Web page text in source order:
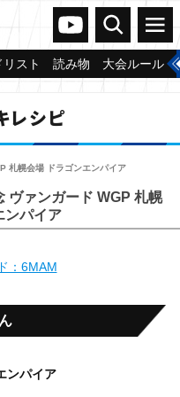
ヴァンガードch
検索 メニュー
スト 読み物 大会ルール
レシピ
札幌会場 ドラゴンエンパイア
ヴァンガード WGP 札幌
ンパイア
：6MAM
ンパイア